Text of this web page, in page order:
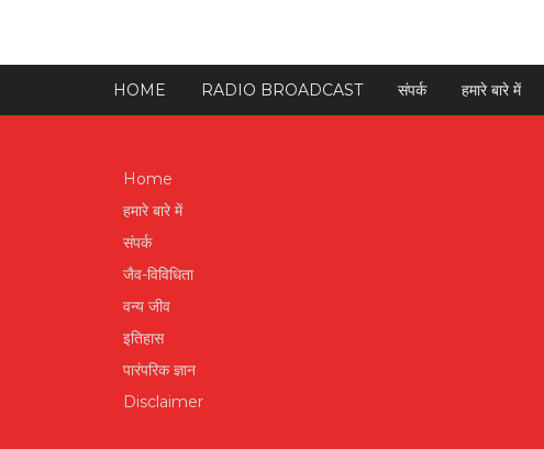
HOME RADIO BROADCAST संपर्क हमारे बारे में
Home
हमारे बारे में
संपर्क
जैव-विविधिता
वन्य जीव
इतिहास
पारंपरिक ज्ञान
Disclaimer